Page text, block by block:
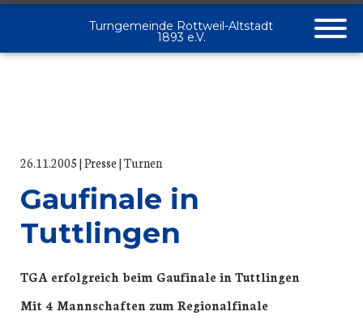
Turngemeinde Rottweil-Altstadt
1893 e.V.
26.11.2005 Presse Turnen
Gaufinale in
Tuttlingen
TGA erfolgreich beim Gaufinale in Tuttlingen
Mit 4 Mannschaften zum Regionalfinale